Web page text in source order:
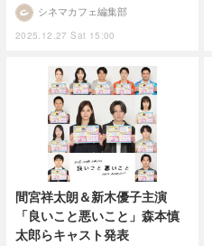
2025.12.27 Sat 15:00
シネマカフェ編集部
間宮祥太朗＆新木優子主演
「良いこと悪いこと」森本慎
太郎らキャスト発表